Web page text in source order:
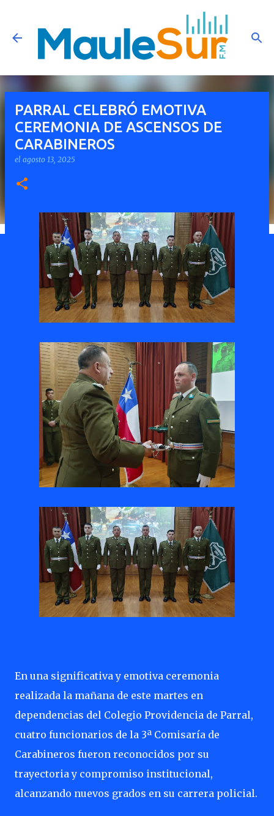
Ir al contenido principal
PARRAL CELEBRÓ EMOTIVA
CEREMONIA DE ASCENSOS DE
CARABINEROS
el agosto 13, 2025
En una significativa y emotiva ceremonia
realizada la mañana de este martes en
dependencias del Colegio Providencia de Parral,
cuatro funcionarios de la 3ª Comisaría de
Carabineros fueron reconocidos por su
trayectoria y compromiso institucional,
alcanzando nuevos grados en su carrera policial.